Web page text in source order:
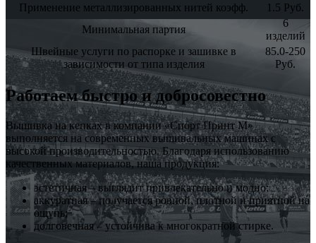
Применение металлизированных нитей коэфф.
1.5 Руб.
Минимальная партия
6
изделий
Швейные услуги по распорке и зашивке в
зависимости от типа изделия
85.0-250
Руб.
Работаем быстро и добросовестно
Вышивка на кепках в компании «Спорт Принт М»
выполняется на современных вышивальных машинах с
высокой производительностью. Благодаря использованию
качественных материалов, наша продукция:
эстетичная – выглядит привлекательно и модно;
аккуратная – получается ровной, плотной и приятной на
ощупь;
долговечная – устойчива к многократной стирке.